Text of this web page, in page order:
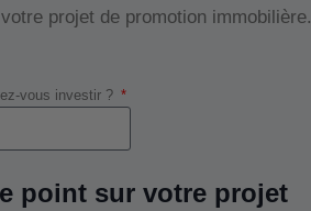
projet de promotion immobilière.
vous investir ?
point sur votre projet